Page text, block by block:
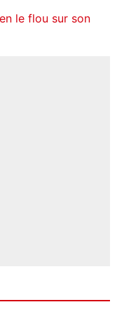
le flou sur son